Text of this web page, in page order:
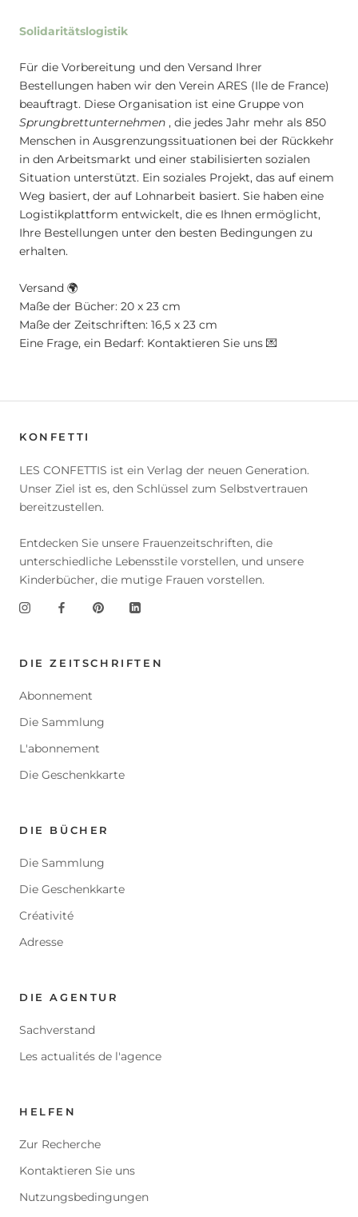
Solidaritätslogistik
Für die Vorbereitung und den Versand Ihrer
Bestellungen haben wir den Verein ARES (Ile de France)
beauftragt. Diese Organisation ist eine Gruppe von
Sprungbrettunternehmen , die jedes Jahr mehr als 850
Menschen in Ausgrenzungssituationen bei der Rückkehr
in den Arbeitsmarkt und einer stabilisierten sozialen
Situation unterstützt. Ein soziales Projekt, das auf einem
Weg basiert, der auf Lohnarbeit basiert. Sie haben eine
Logistikplattform entwickelt, die es Ihnen ermöglicht,
Ihre Bestellungen unter den besten Bedingungen zu
erhalten.
Versand 🌍
Maße der Bücher: 20 x 23 cm
Maße der Zeitschriften: 16,5 x 23 cm
Eine Frage, ein Bedarf: Kontaktieren Sie uns 💌
KONFETTI
LES CONFETTIS ist ein Verlag der neuen Generation.
Unser Ziel ist es, den Schlüssel zum Selbstvertrauen
bereitzustellen.
Entdecken Sie unsere Frauenzeitschriften, die
unterschiedliche Lebensstile vorstellen, und unsere
Kinderbücher, die mutige Frauen vorstellen.
DIE ZEITSCHRIFTEN
Abonnement
Die Sammlung
L'abonnement
Die Geschenkkarte
DIE BÜCHER
Die Sammlung
Die Geschenkkarte
Créativité
Adresse
DIE AGENTUR
Sachverstand
Les actualités de l'agence
HELFEN
Zur Recherche
Kontaktieren Sie uns
Nutzungsbedingungen